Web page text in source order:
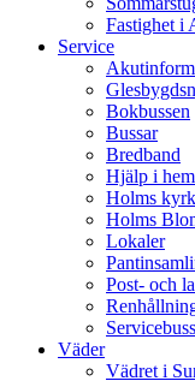
Fastighet i
Service
Bokbussen
Bussar
Bredband
Hjälp i
Holms
Holms
Lokaler
Post- och
Väder
Vädret i